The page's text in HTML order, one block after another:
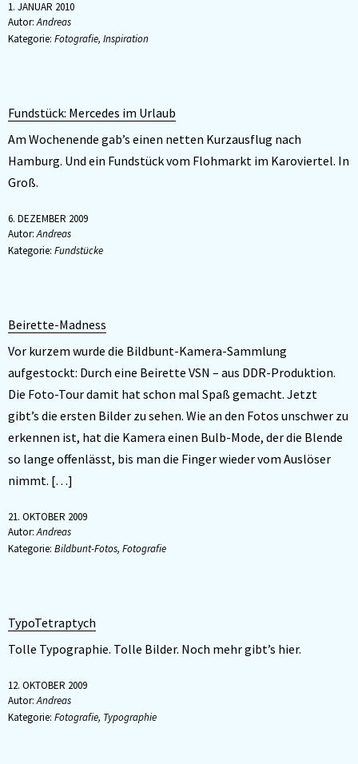
1. JANUAR 2010
Autor:Andreas
Kategorie: Fotografie, Inspiration
Fundstück: Mercedes im Urlaub
Am Wochenende gab’s einen netten Kurzausflug nach
Hamburg. Und ein Fundstück vom Flohmarkt im Karoviertel. In
Groß.
6. DEZEMBER 2009
Autor:Andreas
Kategorie: Fundstücke
Beirette-Madness
Vor kurzem wurde die Bildbunt-Kamera-Sammlung
aufgestockt: Durch eine Beirette VSN – aus DDR-Produktion.
Die Foto-Tour damit hat schon mal Spaß gemacht. Jetzt
gibt’s die ersten Bilder zu sehen. Wie an den Fotos unschwer zu
erkennen ist, hat die Kamera einen Bulb-Mode, der die Blende
so lange offenlässt, bis man die Finger wieder vom Auslöser
nimmt. […]
21. OKTOBER 2009
Autor:Andreas
Kategorie: Bildbunt-Fotos, Fotografie
TypoTetraptych
Tolle Typographie. Tolle Bilder. Noch mehr gibt’s hier.
12. OKTOBER 2009
Autor:Andreas
Kategorie: Fotografie, Typographie